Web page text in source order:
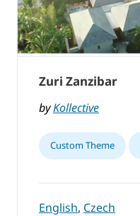
Zuri Zanzibar
byKollective
Custom Theme
English, Czech